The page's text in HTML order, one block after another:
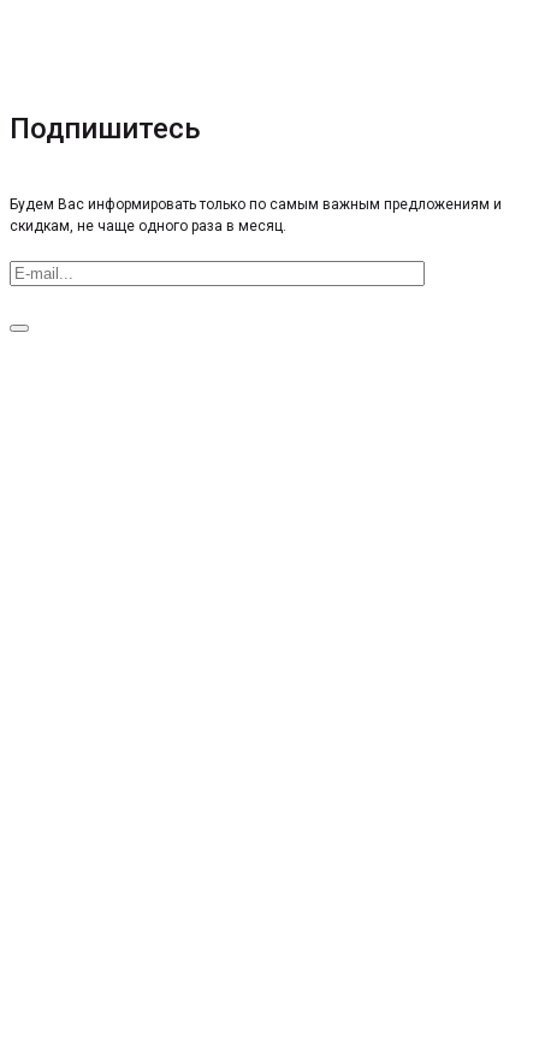
Подпишитесь
Будем Вас информировать только по самым важным предложениям и
скидкам, не чаще одного раза в месяц.